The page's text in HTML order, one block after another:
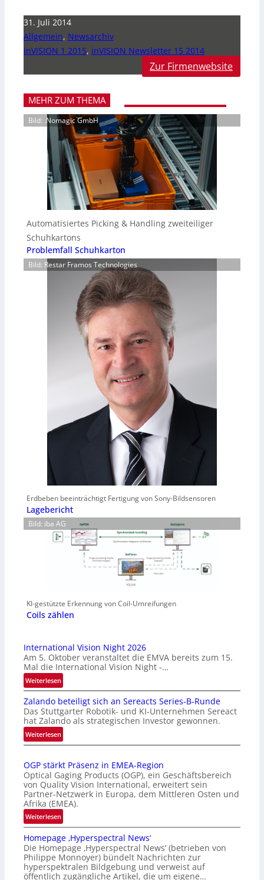
31. Juli 2014
Allgemein, Newsarchiv
inVISION 1 2015, inVISION Newsletter 15 2014
Zur Firmenwebsite
MEHR ZUM THEMA
Bild: .Nomagic GmbH
Automatisiertes Picking & Handling zweiteiliger
Schuhkartons
Problemfall Schuhkarton
Bild: Restar Framos Technologies
Erdbeben beeinträchtigt Fertigung von Sony-Bildsensoren
Lagebericht
Bild: iba AG
KI-gestützte Erkennung von Coil-Umreifungen
Coils zählen
International Vision Night 2026
Am 5. Oktober veranstaltet die EMVA bereits zum 15.
Mal die International Vision Night -…
Weiterlesen:
I
n
t
e
r
n
t
i
o
n
l
V
i
s
i
Zalando beteiligt sich an Sereacts Series-B-Runde
Das Stuttgarter Robotik- und KI-Unternehmen Sereact
hat Zalando als strategischen Investor gewonnen.
Weiterlesen:
Z
l
a
n
d
o
b
e
t
e
i
OGP stärkt Präsenz in EMEA-Region
Optical Gaging Products (OGP), ein Geschäftsbereich
von Quality Vision International, erweitert sein
Partner-Netzwerk in Europa, dem Mittleren Osten und
Afrika (EMEA).
Weiterlesen:
O
G
P
s
t
Homepage ‚Hyperspectral News‘
Die Homepage ‚Hyperspectral News‘ (betrieben von
Philippe Monnoyer) bündelt Nachrichten zur
hyperspektralen Bildgebung und verweist auf
öffentlich zugängliche Artikel, die um eigene…